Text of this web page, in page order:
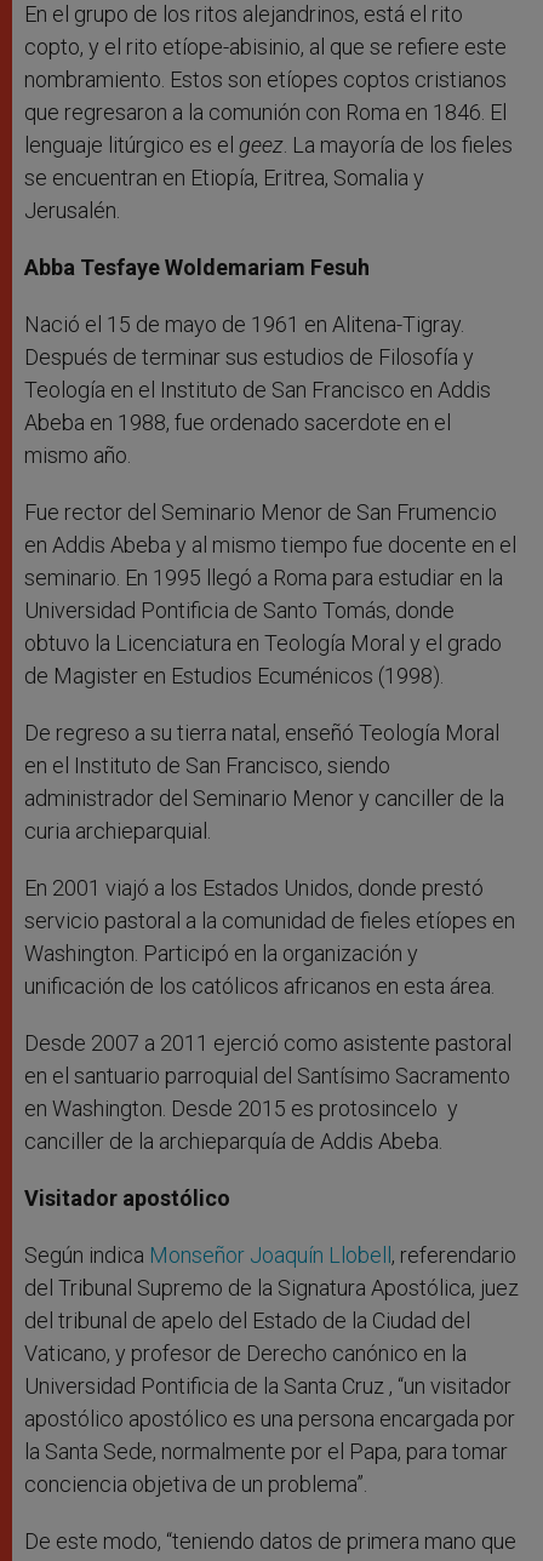
En el grupo de los ritos alejandrinos, está el rito
copto, y el rito etíope-abisinio, al que se refiere este
nombramiento. Estos son etíopes coptos cristianos
que regresaron a la comunión con Roma en 1846. El
lenguaje litúrgico es el geez. La mayoría de los fieles
se encuentran en Etiopía, Eritrea, Somalia y
Jerusalén.
Abba Tesfaye Woldemariam Fesuh
Nació el 15 de mayo de 1961 en Alitena-Tigray.
Después de terminar sus estudios de Filosofía y
Teología en el Instituto de San Francisco en Addis
Abeba en 1988, fue ordenado sacerdote en el
mismo año.
Fue rector del Seminario Menor de San Frumencio
en Addis Abeba y al mismo tiempo fue docente en el
seminario. En 1995 llegó a Roma para estudiar en la
Universidad Pontificia de Santo Tomás, donde
obtuvo la Licenciatura en Teología Moral y el grado
de Magister en Estudios Ecuménicos (1998).
De regreso a su tierra natal, enseñó Teología Moral
en el Instituto de San Francisco, siendo
administrador del Seminario Menor y canciller de la
curia archieparquial.
En 2001 viajó a los Estados Unidos, donde prestó
servicio pastoral a la comunidad de fieles etíopes en
Washington. Participó en la organización y
unificación de los católicos africanos en esta área.
Desde 2007 a 2011 ejerció como asistente pastoral
en el santuario parroquial del Santísimo Sacramento
en Washington. Desde 2015 es protosincelo y
canciller de la archieparquía de Addis Abeba.
Visitador apostólico
Según indica Monseñor Joaquín Llobell , referendario
del Tribunal Supremo de la Signatura Apostólica, juez
del tribunal de apelo del Estado de la Ciudad del
Vaticano, y profesor de Derecho canónico en la
Universidad Pontificia de la Santa Cruz , “un visitador
apostólico apostólico es una persona encargada por
la Santa Sede, normalmente por el Papa, para tomar
conciencia objetiva de un problema”.
De este modo, “teniendo datos de primera mano que